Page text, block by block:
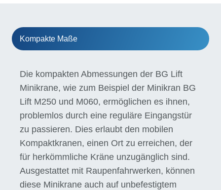
Kompakte Maße
Die kompakten Abmessungen der BG Lift
Minikrane, wie zum Beispiel der Minikran BG
Lift M250 und M060, ermöglichen es ihnen,
problemlos durch eine reguläre Eingangstür
zu passieren. Dies erlaubt den mobilen
Kompaktkranen, einen Ort zu erreichen, der
für herkömmliche Kräne unzugänglich sind.
Ausgestattet mit Raupenfahrwerken, können
diese Minikrane auch auf unbefestigtem